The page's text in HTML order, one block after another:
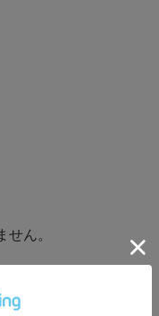
せん。